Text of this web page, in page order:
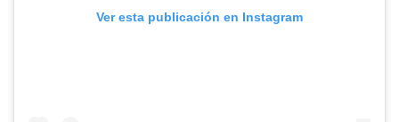
Ver esta publicación en Instagram